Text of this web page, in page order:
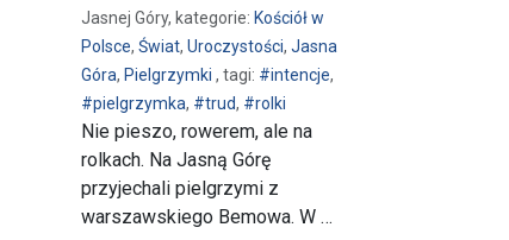
Jasnej Góry, kategorie: Kościół w
Polsce, Świat, Uroczystości, Jasna
Góra, Pielgrzymki , tagi: #intencje,
#pielgrzymka, #trud, #rolki
Nie pieszo, rowerem, ale na
rolkach. Na Jasną Górę
przyjechali pielgrzymi z
warszawskiego Bemowa. W …